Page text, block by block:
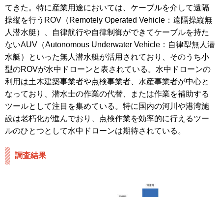
てきた。特に産業用途においては、ケーブルを介して遠隔
操縦を行うROV（Remotely Operated Vehicle：遠隔操縦無
人潜水艇）、自律航行や自律制御ができてケーブルを持た
ないAUV（Autonomous Underwater Vehicle：自律型無人潜
水艇）といった無人潜水艇が活用されており、そのうち小
型のROVが水中ドローンと表されている。水中ドローンの
利用は土木建築事業者や点検事業者、水産事業者が中心と
なっており、潜水士の作業の代替、または作業を補助する
ツールとして注目を集めている。特に国内の河川や港湾施
設は老朽化が進んでおり、点検作業を効率的に行えるツー
ルのひとつとして水中ドローンは期待されている。
調査結果